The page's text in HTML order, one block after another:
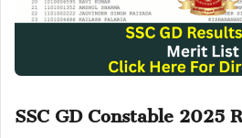
SSC GD Constable 2025